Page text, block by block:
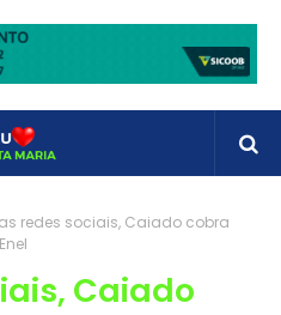
redes sociais, Caiado cobra
Caiado